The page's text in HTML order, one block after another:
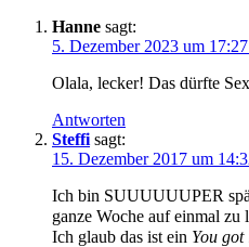
Hanne sagt:
5. Dezember 2023 um
Olala, lecker! Das dürfte
Antworten
Steffi sagt:
15. Dezember 2017 um
Ich bin SUUUUUUPER
ganze Woche auf einmal zu
Ich glaub das ist ein You got